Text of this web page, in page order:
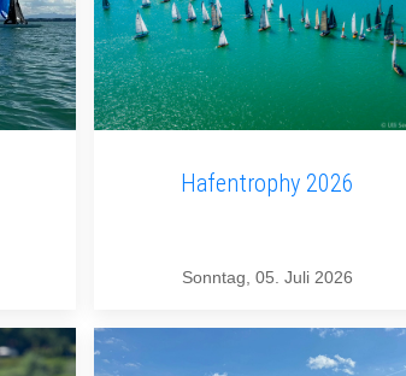
Hafentrophy 2026
Sonntag, 05. Juli 2026